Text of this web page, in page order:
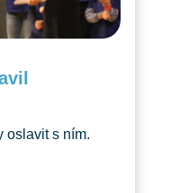
oslavit s ním.